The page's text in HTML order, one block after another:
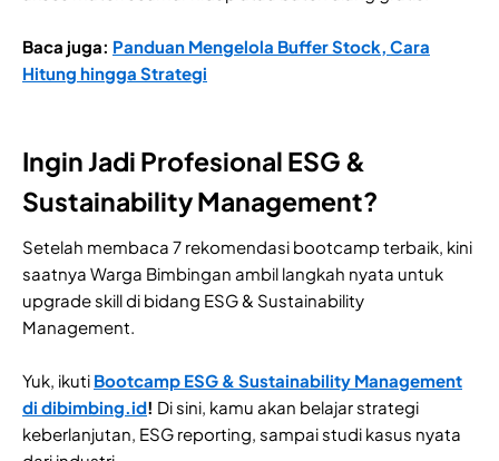
Baca juga: Panduan Mengelola Buffer Stock, Cara
Hitung hingga Strategi
Ingin Jadi Profesional ESG &
Sustainability Management?
Setelah membaca 7 rekomendasi bootcamp terbaik, kini
saatnya Warga Bimbingan ambil langkah nyata untuk
upgrade skill di bidang ESG & Sustainability
Management.
Yuk, ikuti Bootcamp ESG & Sustainability Management
di dibimbing.id! Di sini, kamu akan belajar strategi
keberlanjutan, ESG reporting, sampai studi kasus nyata